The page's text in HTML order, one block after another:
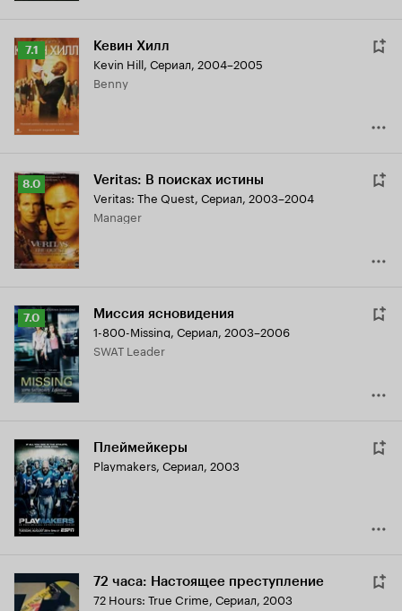
Рейтинг
Кинопоиска
7.1
7.1 Кевин Хилл
Kevin Hill, Сериал, 2004–2005
Benny
Рейтинг
Кинопоиска
8.0
8.0 Veritas: В поисках истины
Veritas: The Quest, Сериал, 2003–2004
Manager
Рейтинг
Кинопоиска
7.0
7.0 Миссия ясновидения
1-800-Missing, Сериал, 2003–2006
SWAT Leader
Плеймейкеры
Playmakers, Сериал, 2003
72 часа: Настоящее преступление
72 Hours: True Crime, Сериал, 2003